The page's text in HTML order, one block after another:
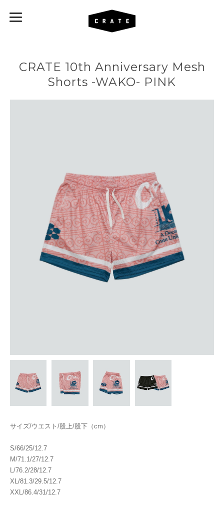
CRATE 10th Anniversary Mesh
Shorts -WAKO- PINK
サイズ/ウエスト/股上/股下（cm）
S/66/25/12.7
M/71.1/27/12.7
L/76.2/28/12.7
XL/81.3/29.5/12.7
XXL/86.4/31/12.7